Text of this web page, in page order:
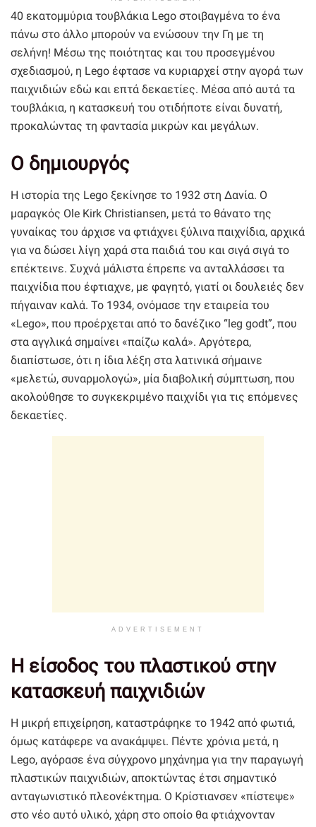
40 εκατομμύρια τουβλάκια Lego στοιβαγμένα το ένα
πάνω στο άλλο μπορούν να ενώσουν την Γη με τη
σελήνη! Μέσω της ποιότητας και του προσεγμένου
σχεδιασμού, η Lego έφτασε να κυριαρχεί στην αγορά των
παιχνιδιών εδώ και επτά δεκαετίες. Μέσα από αυτά τα
τουβλάκια, η κατασκευή του οτιδήποτε είναι δυνατή,
προκαλώντας τη φαντασία μικρών και μεγάλων.
Ο δημιουργός
Η ιστορία της Lego ξεκίνησε το 1932 στη Δανία. Ο
μαραγκός Ole Kirk Christiansen, μετά το θάνατο της
γυναίκας του άρχισε να φτιάχνει ξύλινα παιχνίδια, αρχικά
για να δώσει λίγη χαρά στα παιδιά του και σιγά σιγά το
επέκτεινε. Συχνά μάλιστα έπρεπε να ανταλλάσσει τα
παιχνίδια που έφτιαχνε, με φαγητό, γιατί οι δουλειές δεν
πήγαιναν καλά. Το 1934, ονόμασε την εταιρεία του
«Lego», που προέρχεται από το δανέζικο “leg godt”, που
στα αγγλικά σημαίνει «παίζω καλά». Αργότερα,
διαπίστωσε, ότι η ίδια λέξη στα λατινικά σήµαινε
«µελετώ, συναρµολογώ», µία διαβολική σύµπτωση, που
ακολούθησε το συγκεκριµένο παιχνίδι για τις επόµενες
δεκαετίες.
ADVERTISEMENT
Η είσοδος του πλαστικού στην
κατασκευή παιχνιδιών
Η µικρή επιχείρηση, καταστράφηκε το 1942 από φωτιά,
όµως κατάφερε να ανακάμψει. Πέντε χρόνια µετά, η
Lego, αγόρασε ένα σύγχρονο µηχάνηµα για την παραγωγή
πλαστικών παιχνιδιών, αποκτώντας έτσι σημαντικό
ανταγωνιστικό πλεονέκτηµα. Ο Κρίστιανσεν «πίστεψε»
στο νέο αυτό υλικό, χάρη στο οποίο θα φτιάχνονταν